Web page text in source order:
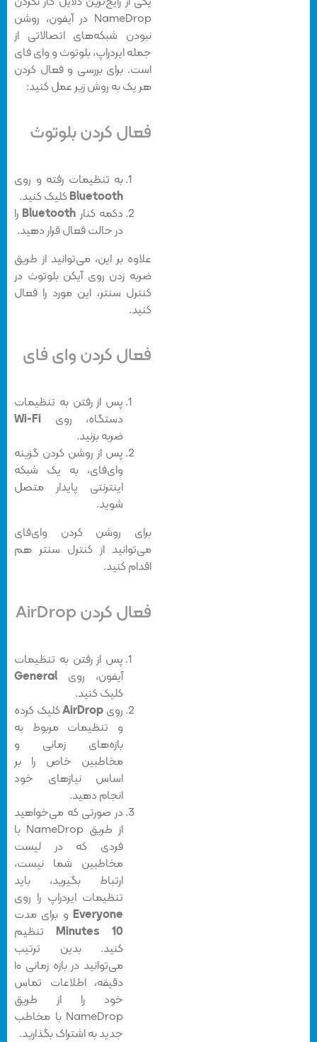
NameDrop در آیفون، روشن
نبودن شبکه‌های اتصالاتی از
جمله ایردراپ، بلوتوث و وای فای
است. برای بررسی و فعال کردن
هر یک به روش زیر عمل کنید:
فعال کردن بلوتوث
به تنظیمات رفته و روی
Bluetoothکلیک کنید.
دکمه کنار Bluetoothرا
در حالت فعال قرار دهید.
علاوه بر این، می‌توانید از طریق
ضربه زدن روی آیکن بلوتوث در
کنترل سنتر، این مورد را فعال
کنید.
فعال کردن وای فای
پس از رفتن به تنظیمات
دستگاه، روی
Wi-Fi
ضربه بزنید.
پس از روشن کردن گزینه
وای‌فای، به یک شبکه
اینترنتی پایدار متصل
شوید.
برای روشن کردن وای‌فای
می‌توانید از کنترل سنتر هم
اقدام کنید.
فعال کردن AirDrop
پس از رفتن به تنظیمات
آیفون، رویGeneral
کلیک کنید.
روی AirDropکلیک کرده
و تنظیمات مربوط به
بازه‌های زمانی و
مخاطبین خاص را بر
اساس نیازهای خود
انجام دهید.
در صورتی که می‌خواهید
از طریق NameDrop با
فردی که در لیست
مخاطبین شما نیست،
ارتباط بگیرید، باید
تنظیمات ایردراپ را روی
Everyoneو برای مدت
تنظیم
کنید. بدین ترتیب
می‌توانید در بازه زمانی ۱۰
دقیقه، اطلاعات تماس
خود را از طریق
NameDrop با مخاطب
جدید به اشتراک بگذارید.